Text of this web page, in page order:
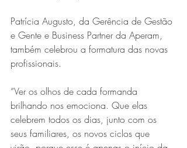
Patrícia Augusto, da Gerência de Gestão
e Gente e Business Partner da Aperam,
também celebrou a formatura das novas
profissionais.
“Ver os olhos de cada formanda
brilhando nos emociona. Que elas
celebrem todos os dias, junto com os
seus familiares, os novos ciclos que